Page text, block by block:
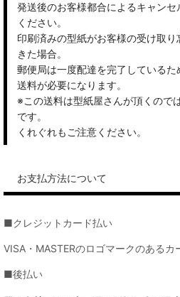
発送後のお客様都合によるキャン
ください。
印刷済みの型紙がお客様の受け取
きた場合。
郵便局は一度配達を完了している
送料が必要になります。
※この送料は型紙屋さんが頂くので
です。
くれぐれもご注意ください。
お支払方法について
■クレジットカード払い
VISA・MASTERのロゴマークのあるカ
■後払い